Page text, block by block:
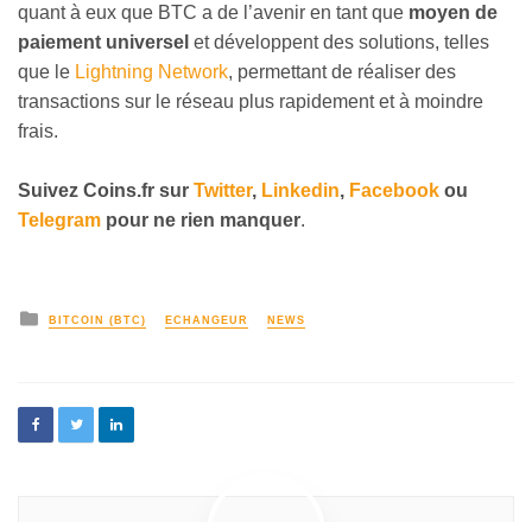
quant à eux que BTC a de l’avenir en tant que moyen de
paiement universel et développent des solutions, telles
que le Lightning Network, permettant de réaliser des
transactions sur le réseau plus rapidement et à moindre
frais.
Suivez Coins.fr sur Twitter, Linkedin, Facebook ou
Telegram pour ne rien manquer.
BITCOIN (BTC) ECHANGEUR NEWS